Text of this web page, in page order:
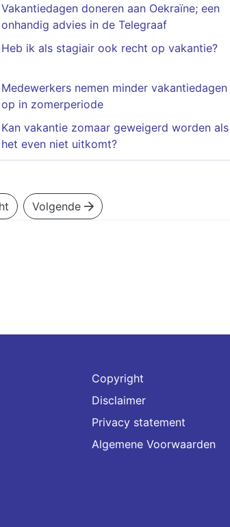
Vakantiedagen doneren aan Oekraïne; een
onhandig advies in de Telegraaf
Heb ik als stagiair ook recht op vakantie?
Medewerkers nemen minder vakantiedagen
op in zomerperiode
Kan vakantie zomaar geweigerd worden als
het even niet uitkomt?
Volgende
Copyright
Disclaimer
Privacy statement
Algemene Voorwaarden